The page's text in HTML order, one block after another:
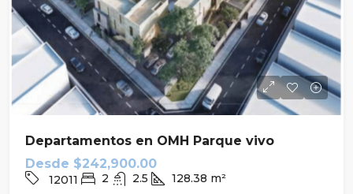
Departamentos en OMH Parque vivo
Desde $242,900.00
12011 2 2.5 128.38 m²